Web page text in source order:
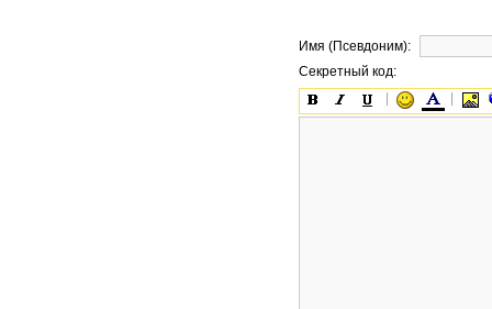
Имя (Псевдоним):
Секретный код: